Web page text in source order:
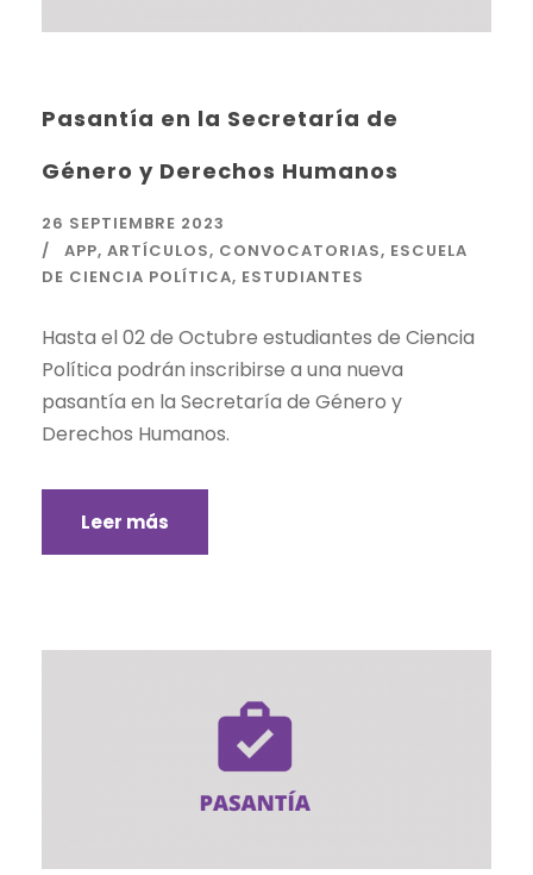
Pasantía en la Secretaría de
Género y Derechos Humanos
26 SEPTIEMBRE 2023
APP, ARTÍCULOS, CONVOCATORIAS, ESCUELA
DE CIENCIA POLÍTICA, ESTUDIANTES
Hasta el 02 de Octubre estudiantes de Ciencia
Política podrán inscribirse a una nueva
pasantía en la Secretaría de Género y
Derechos Humanos.
Leer más